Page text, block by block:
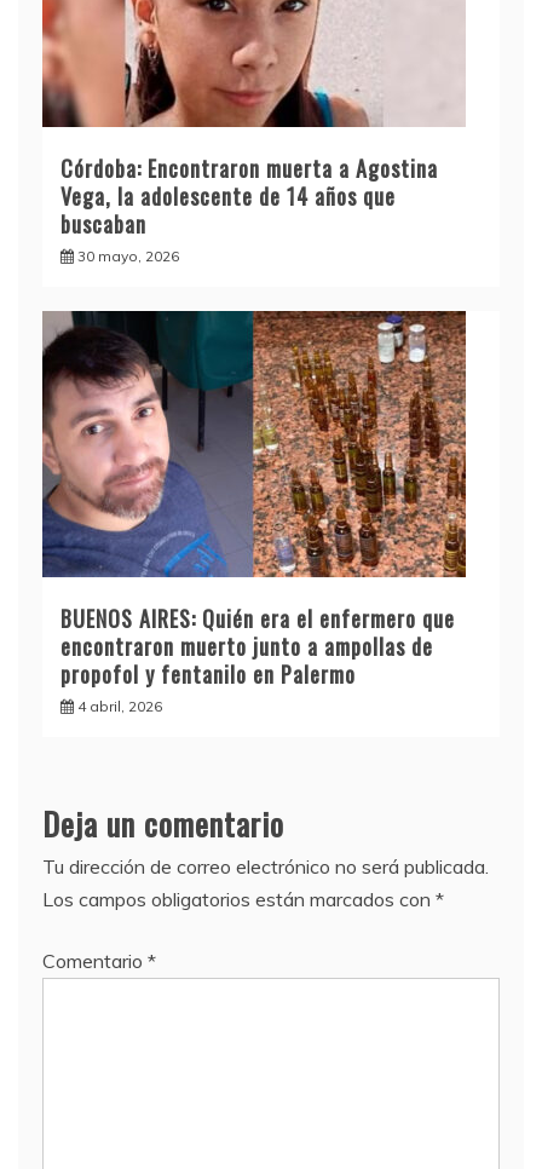
Córdoba: Encontraron muerta a Agostina
Vega, la adolescente de 14 años que
buscaban
30 mayo, 2026
BUENOS AIRES: Quién era el enfermero que
encontraron muerto junto a ampollas de
propofol y fentanilo en Palermo
4 abril, 2026
Deja un comentario
Tu dirección de correo electrónico no será publicada.
Los campos obligatorios están marcados con *
Comentario *